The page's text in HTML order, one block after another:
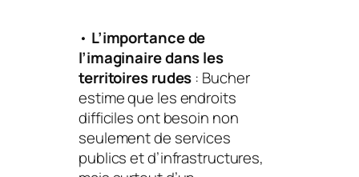
• L’importance de
l’imaginaire dans les
territoires rudes : Bucher
estime que les endroits
difficiles ont besoin non
seulement de services
publics et d’infrastructures,